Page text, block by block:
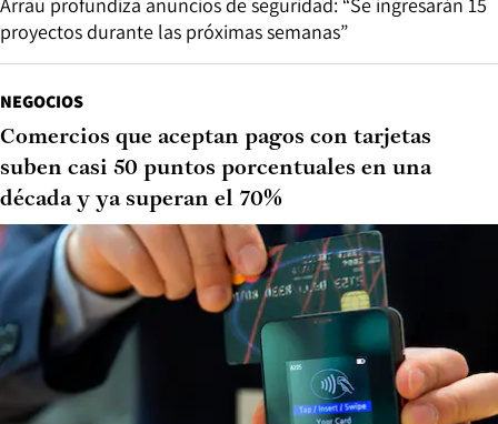
proyectos durante las próximas semanas”
NEGOCIOS
Comercios que aceptan pagos con tarjetas
suben casi 50 puntos porcentuales en una
década y ya superan el 70%